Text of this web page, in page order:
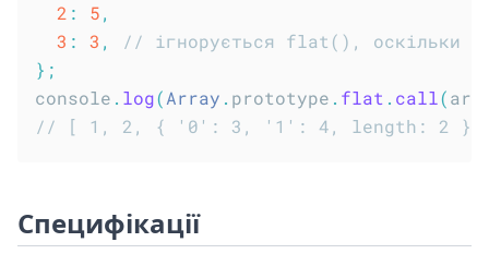
2 : 5,
3 : 3 ,
// ігнорується flat(), оскільки
} ;
console . log(Array . prototype . flat . call(
// [ 1, 2, { '0': 3, '1': 4, length: 2 },
Специфікації